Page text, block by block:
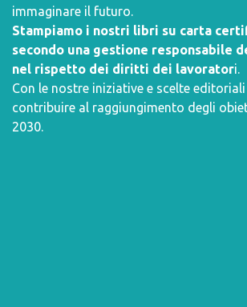
immaginare il futuro.
Stampiamo i nostri libri su carta
secondo una gestione responsabile
nel rispetto dei diritti dei lavoratori.
Con le nostre iniziative e scelte
contribuire al raggiungimento degli
2030.